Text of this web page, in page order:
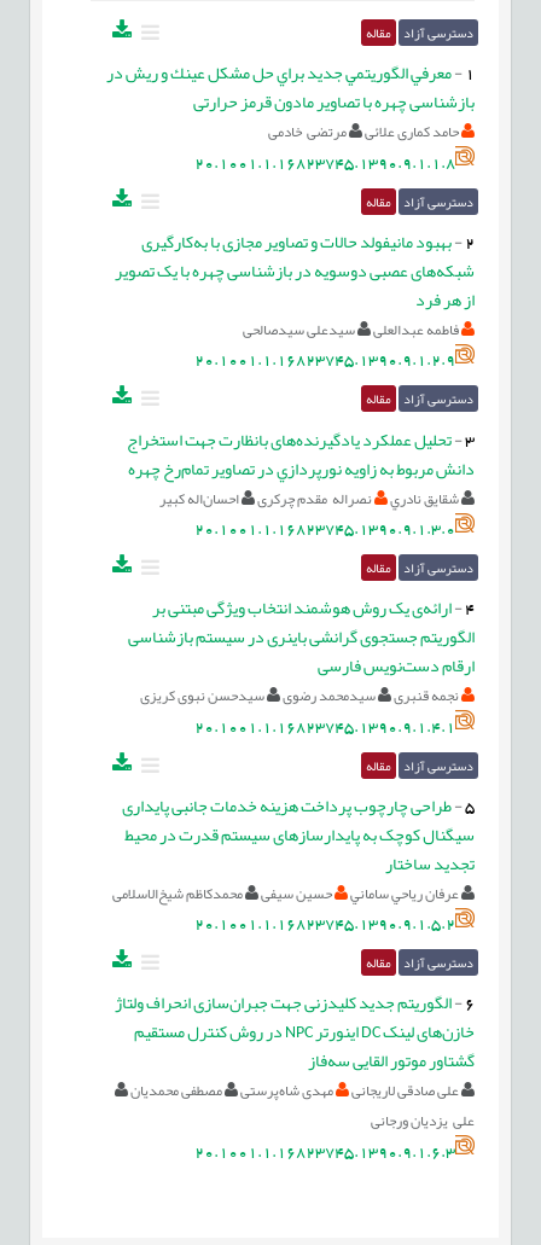
دسترسی آزاد مقاله
-معرفي الگوريتمي جديد براي حل مشكل عينك و ریش در
بازشناسی چهره با تصاویر مادون قرمز حرارتی
حامد کماری علائی مرتضی خادمی
20.1001.1.16823745.1390.9.1.1.8
دسترسی آزاد مقاله
2
-بهبود مانيفولد حالات و تصاوير مجازی با به‌کارگيری
شبکه‌های عصبی دوسويه در بازشناسی چهره با يک تصوير
از هر فرد
فاطمه عبدالعلی سیدعلی سیدصالحی
20.1001.1.16823745.1390.9.1.2.9
دسترسی آزاد مقاله
3
-تحلیل عملکرد یادگیرنده‌های بانظارت جهت استخراج
دانش مربوط به زاويه نورپردازي در تصاویر تمام‌رخ چهره
شقايق نادري نصراله مقدم چركری احسان‌اله کبیر
20.1001.1.16823745.1390.9.1.3.0
دسترسی آزاد مقاله
4
-ارائه‌ی یک روش هوشمند انتخاب ویژگی مبتنی بر
الگوریتم جستجوی گرانشی باینری در سیستم بازشناسی
ارقام دست‌نویس فارسی
نجمه قنبری سیدمحمد رضوی سیدحسن نبوی کریزی
20.1001.1.16823745.1390.9.1.4.1
دسترسی آزاد مقاله
5
-طراحی چارچوب پرداخت هزینه خدمات جانبی پایداری
سیگنال کوچک به پایدارسازهای سیستم قدرت در محیط
تجدید ساختار
عرفان رياحي ساماني حسین سیفی محمدکاظم شیخ‌الاسلامی
20.1001.1.16823745.1390.9.1.5.2
دسترسی آزاد مقاله
6
-الگوریتم جدید کلیدزنی جهت جبران‌سازی انحراف ولتاژ
خازن‌های لینک DC اینورتر NPC در روش کنترل مستقیم
گشتاور موتور القایی سه‌فاز
علی صادقی لاریجانی مهدی شاه‌پرستی
مصطفی محمدیان
علی یزدیان ورجانی
20.1001.1.16823745.1390.9.1.6.3